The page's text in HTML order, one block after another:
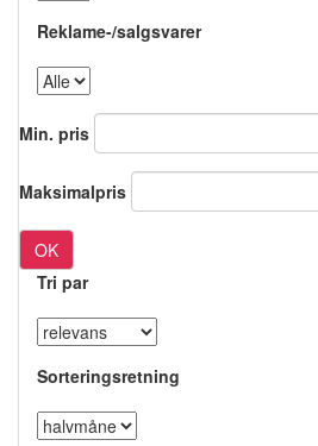
Reklame-/salgsvarer
Min. pris
Maksimalpris
OK
Tri par
Sorteringsretning